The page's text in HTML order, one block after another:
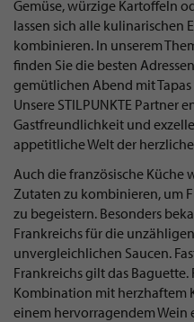
Gemüse, würzige Kartoffeln
lassen sich alle kulinarischen
kombinieren. In unserem
finden Sie die besten
gemütlichen Abend mit
Unsere STILPUNKTE Partner
Gastfreundlichkeit und
appetitliche Welt der
Auch die französische Küche
Zutaten zu kombinieren, um
zu begeistern. Besonders
Frankreichs für die
unvergleichlichen Saucen.
Frankreichs gilt das Baguette.
Kombination mit herzhaftem
einem hervorragendem Wein